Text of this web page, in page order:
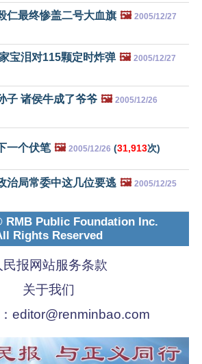
仁最终惨盖二号大血旗 🖼️ 2005/12/27
宝泪对115颗定时炸弹 🖼️ 2005/12/27
子 诸侯牛成了爷爷 🖼️ 2005/12/26
一个伏笔 🖼️ 2005/12/26 (31,913次)
治局常委中这几位要逃 🖼️ 2005/12/25
Public Foundation Inc.
Rights Reserved
民报网站服务条款
关于我们
editor@renminbao.com